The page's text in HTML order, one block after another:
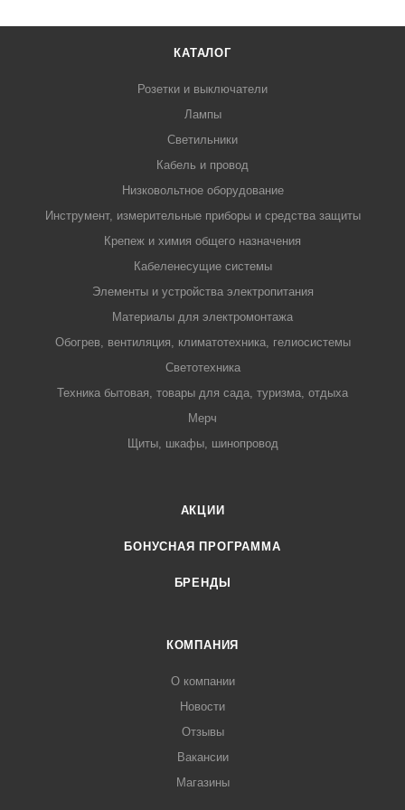
КАТАЛОГ
Розетки и выключатели
Лампы
Светильники
Кабель и провод
Низковольтное оборудование
Инструмент, измерительные приборы и средства защиты
Крепеж и химия общего назначения
Кабеленесущие системы
Элементы и устройства электропитания
Материалы для электромонтажа
Обогрев, вентиляция, климатотехника, гелиосистемы
Светотехника
Техника бытовая, товары для сада, туризма, отдыха
Мерч
Щиты, шкафы, шинопровод
АКЦИИ
БОНУСНАЯ ПРОГРАММА
БРЕНДЫ
КОМПАНИЯ
О компании
Новости
Отзывы
Вакансии
Магазины